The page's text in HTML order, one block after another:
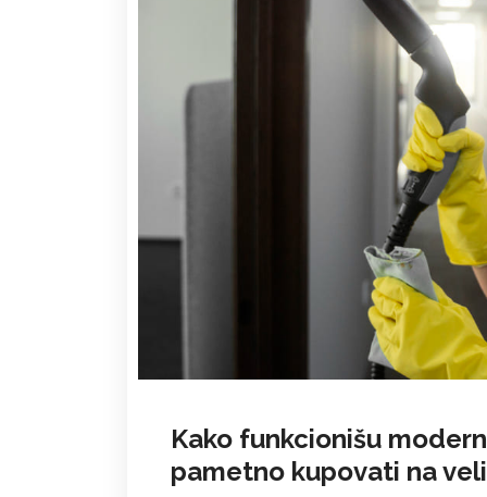
Kako funkcionišu
pametno kupovati na